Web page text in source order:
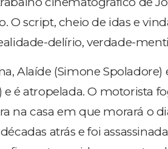
O script, cheio de idas e
delírio, verdade-
Alaíde (Simone
é atropelada. O motorista
na casa em que morará o
atrás e foi